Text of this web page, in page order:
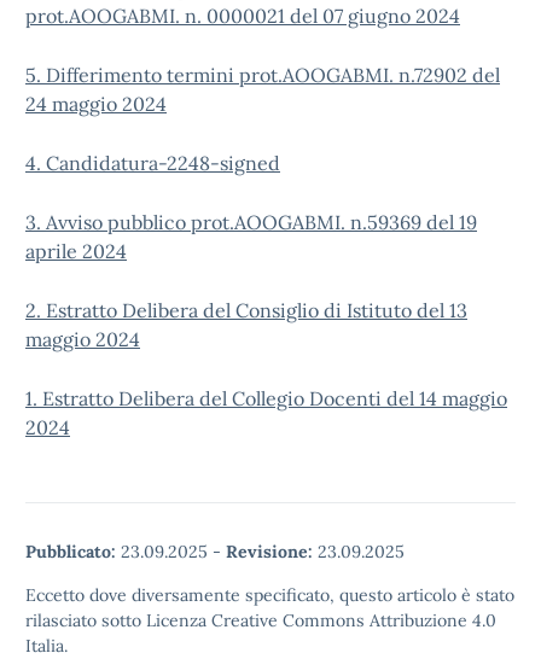
prot.AOOGABMI. n. 0000021 del 07 giugno 2024
5. Differimento termini prot.AOOGABMI. n.72902 del
24 maggio 2024
4. Candidatura-2248-signed
3. Avviso pubblico prot.AOOGABMI. n.59369 del 19
aprile 2024
2. Estratto Delibera del Consiglio di Istituto del 13
maggio 2024
1. Estratto Delibera del Collegio Docenti del 14 maggio
2024
Pubblicato: 23.09.2025 - Revisione: 23.09.2025
Eccetto dove diversamente specificato, questo articolo è stato
rilasciato sotto Licenza Creative Commons Attribuzione 4.0
Italia.